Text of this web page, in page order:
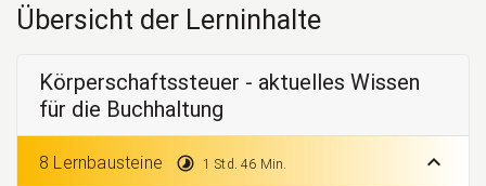
Übersicht der Lerninhalte
Körperschaftssteuer - aktuelles Wissen
für die Buchhaltung
8 Lernbausteine timelapse 1 Std. 46 Min. expand_less